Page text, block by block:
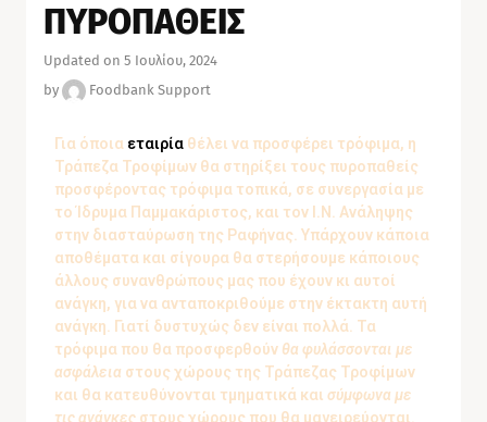
ΠΥΡΟΠΑΘΕΙΣ
Updated on 5 Ιουλίου, 2024
by
Foodbank Support
Για όποια εταιρία θέλει να προσφέρει τρόφιμα, η
Τράπεζα Τροφίμων θα στηρίξει τους πυροπαθείς
προσφέροντας τρόφιμα τοπικά, σε συνεργασία με
το Ίδρυμα Παμμακάριστος, και τον Ι.Ν. Ανάληψης
στην διασταύρωση της Ραφήνας. Υπάρχουν κάποια
αποθέματα και σίγουρα θα στερήσουμε κάποιους
άλλους συνανθρώπους μας που έχουν κι αυτοί
ανάγκη, για να ανταποκριθούμε στην έκτακτη αυτή
ανάγκη. Γιατί δυστυχώς δεν είναι πολλά. Τα
τρόφιμα που θα προσφερθούν θα φυλάσσονται με
ασφάλεια στους χώρους της Τράπεζας Τροφίμων
και θα κατευθύνονται τμηματικά και σύμφωνα με
τις ανάγκες στους χώρους που θα μαγειρεύονται.